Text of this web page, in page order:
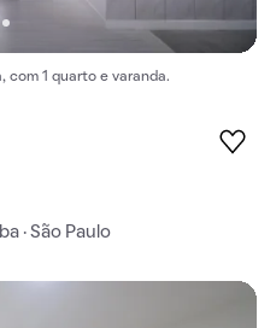
com 1 quarto e varanda.
· São Paulo